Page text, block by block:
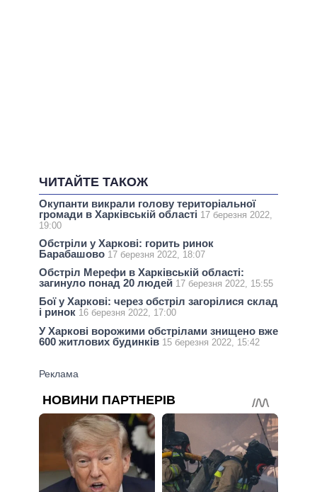
ЧИТАЙТЕ ТАКОЖ
Окупанти викрали голову територіальної
громади в Харківській області 17 березня 2022,
19:00
Обстріли у Харкові: горить ринок
Барабашово 17 березня 2022, 18:07
Обстріл Мерефи в Харківській області:
загинуло понад 20 людей 17 березня 2022, 15:55
Бої у Харкові: через обстріл загорілися склад
і ринок 16 березня 2022, 17:00
У Харкові ворожими обстрілами знищено вже
600 житлових будинків 15 березня 2022, 15:42